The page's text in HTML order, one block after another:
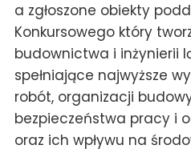
a zgłoszone obiekty
Konkursowego który
budownictwa i inżynierii
spełniające najwyższe
robót, organizacji
bezpieczeństwa pracy i
oraz ich wpływu na